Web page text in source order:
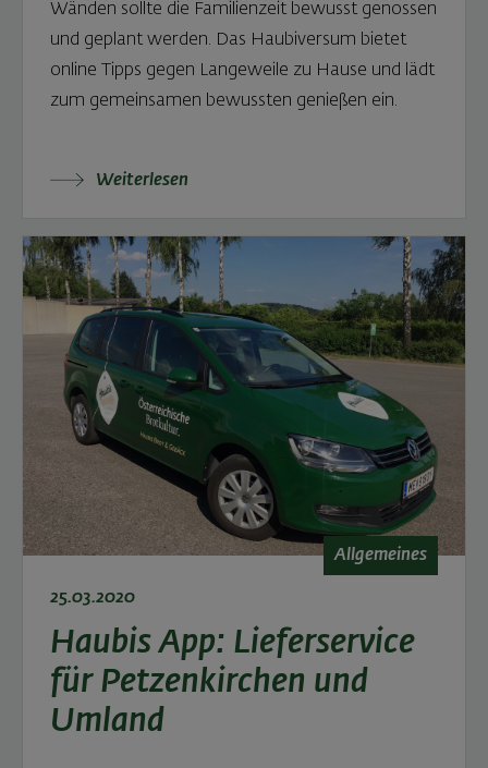
Wänden sollte die Familienzeit bewusst genossen
und geplant werden. Das Haubiversum bietet
online Tipps gegen Langeweile zu Hause und lädt
zum gemeinsamen bewussten genießen ein.
Weiterlesen: Familienzeit bewusst genießen
Weiterlesen
Allgemeines
25.03.2020
Haubis App: Lieferservice
für Petzenkirchen und
Umland